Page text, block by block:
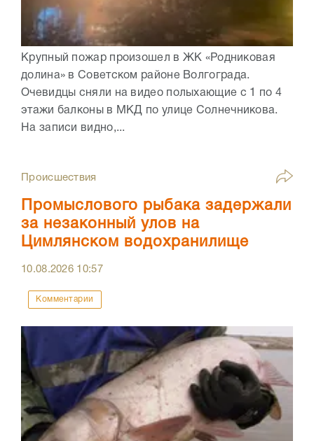
Крупный пожар произошел в ЖК «Родниковая
долина» в Советском районе Волгограда.
Очевидцы сняли на видео полыхающие с 1 по 4
этажи балконы в МКД по улице Солнечникова.
На записи видно,...
Происшествия
Промыслового рыбака задержали
за незаконный улов на
Цимлянском водохранилище
10.08.2026 10:57
Комментарии